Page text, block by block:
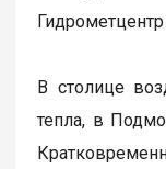
В столице
тепла, в